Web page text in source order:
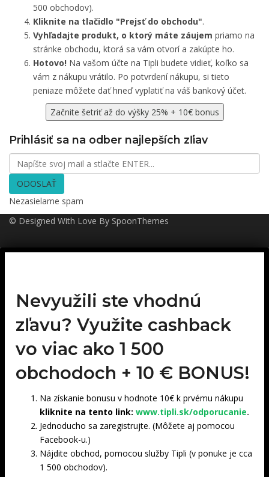
500 obchodov).
Kliknite na tlačidlo "Prejsť do obchodu".
Vyhľadajte produkt, o ktorý máte záujem priamo na
stránke obchodu, ktorá sa vám otvorí a zakúpte ho.
Hotovo! Na vašom účte na Tipli budete vidieť, koľko sa
vám z nákupu vrátilo. Po potvrdení nákupu, si tieto
peniaze môžete dať hneď vyplatiť na váš bankový účet.
Začnite šetriť až do výšky 25% + 10€ bonus
Prihlásiť sa na odber najlepších zľiav
ODOSLAŤ
Nezasielame spam
© Designed With Love By SpoonThemes
Nevyužili ste vhodnú
zľavu? Využite cashback
vo viac ako 1 500
obchodoch + 10 € BONUS!
Na získanie bonusu v hodnote 10€ k prvému nákupu
kliknite na tento link: www.tipli.sk/odporucanie.
Jednoducho sa zaregistrujte. (Môžete aj pomocou
Facebook-u.)
Nájdite obchod, pomocou služby Tipli (v ponuke je cca
1 500 obchodov).